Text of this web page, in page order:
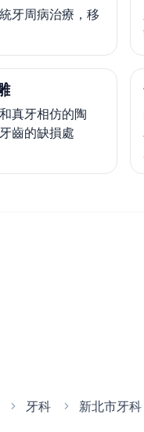
牙周病治療，移
真牙相仿的陶
齒的缺損處
牙科 新北市牙科